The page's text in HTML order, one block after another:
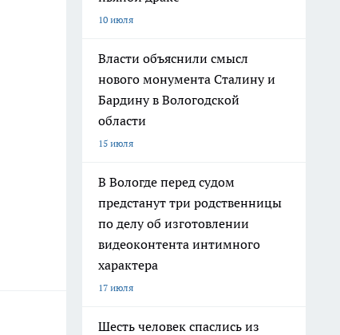
10 июля
Власти объяснили смысл
нового монумента Сталину и
Бардину в Вологодской
области
15 июля
В Вологде перед судом
предстанут три родственницы
по делу об изготовлении
видеоконтента интимного
характера
17 июля
Шесть человек спаслись из